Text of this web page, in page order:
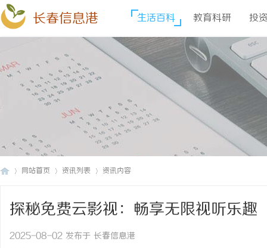
长春信息港 生活百科 教育科研 投
网站首页 资讯列表 资讯内容
探秘免费云影视：畅享无限视听乐趣
2025-08-02 发布于 长春信息港